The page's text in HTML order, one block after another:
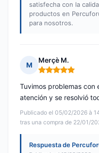
satisfecha con la
productos en
para nosotros.
M
Merçè M.
Nota: 5 de 5
Publicado el 05/02/2026 à
tras una compra de 22/01/
Tuvimos problemas con
atención y se resolvió
Respuesta de